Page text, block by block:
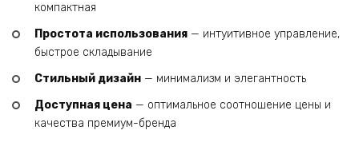
компактная
Простота использования — интуитивное управление,
быстрое складывание
Стильный дизайн — минимализм и элегантность
Доступная цена — оптимальное соотношение цены и
качества премиум-бренда